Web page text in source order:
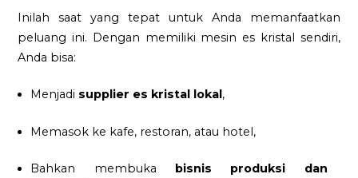
Inilah saat yang tepat untuk Anda memanfaatkan
peluang ini. Dengan memiliki mesin es kristal sendiri,
Anda bisa:
Menjadi supplier es kristal lokal,
Memasok ke kafe, restoran, atau hotel,
Bahkan membuka
bisnis produksi dan